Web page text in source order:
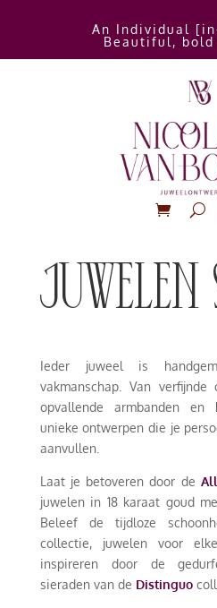
An Individual
Beautiful,
juwelen
Ieder juweel is
vakmanschap. Van
opvallende armbanden en
unieke ontwerpen die je
aanvullen.
Laat je betoveren door de
juwelen in 18 karaat goud
Beleef de tijdloze
collectie, juwelen voor
inspireren door de
sieraden van de Distinguo